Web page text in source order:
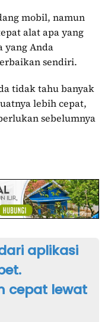
mobil, namun
alat apa yang
yang Anda
sendiri.
tidak tahu banyak
lebih cepat,
sebelumnya
aplikasi
cepat lewat